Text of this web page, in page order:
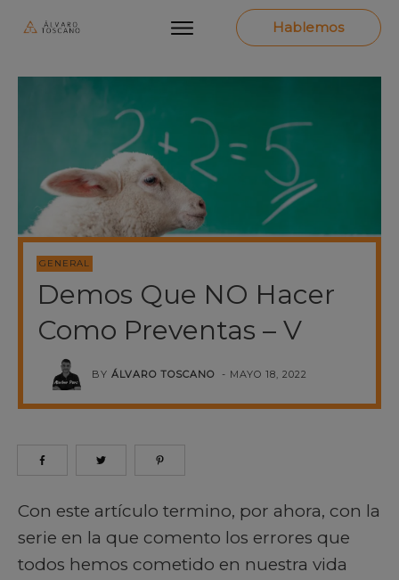
Hablemos
GENERAL
Demos Que NO Hacer
Como Preventas – V
BYÁLVARO TOSCANO - MAYO 18, 2022
Con este artículo termino, por ahora, con la
serie en la que comento los errores que
todos hemos cometido en nuestra vida